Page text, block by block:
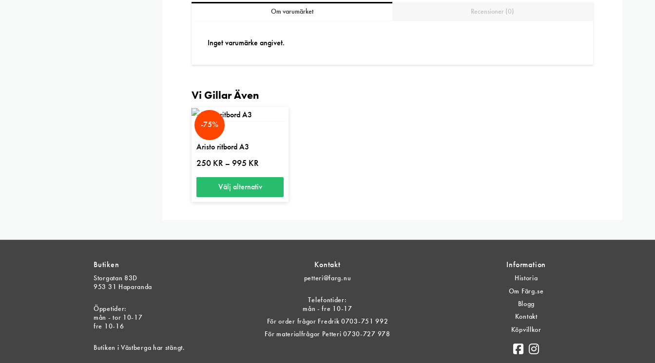
Om varumärket Recensioner (0)
Inget varumärke angivet.
Vi Gillar Även
-75%
Aristo ritbord A3
250 KR – 995 KR
till
995 kr
Välj alternativ
har
Butiken
Storgatan 83D
953 31 Haparanda
Öppetider:
mån - tor 10-17
fre 10-16
Butiken i Västberga har stängt.
Kontakt
petteri@farg.nu
Telefontider:
mån - fre 10-17
För order frågor Fredrik 0703-751 992
För materialfrågor Petteri 0730-727 978
Information
Historia
Om Färg.se
Blogg
Kontakt
Köpvillkor